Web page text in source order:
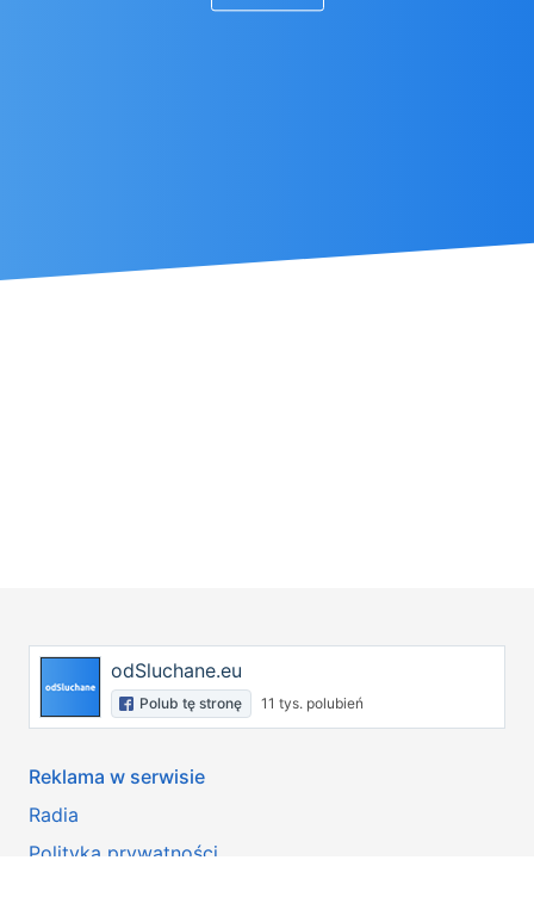
odSluchane.eu
Polub tę stronę 11 tys. polubień
Reklama w serwisie
Radia
Polityka prywatności